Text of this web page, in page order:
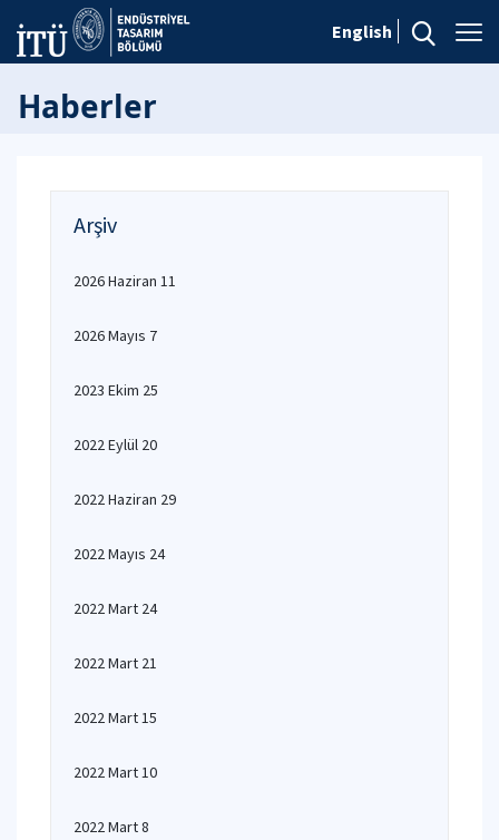
English
Haberler
Arşiv
2026 Haziran 11
2026 Mayıs 7
2023 Ekim 25
2022 Eylül 20
2022 Haziran 29
2022 Mayıs 24
2022 Mart 24
2022 Mart 21
2022 Mart 15
2022 Mart 10
2022 Mart 8